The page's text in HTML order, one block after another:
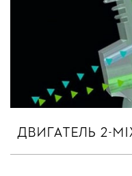
ДВИГАТЕЛЬ 2-